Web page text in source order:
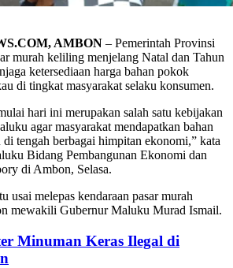
AMBON – Pemerintah Provinsi
murah keliling menjelang Natal dan Tahun
ketersediaan harga bahan pokok
di tingkat masyarakat selaku konsumen.
hari ini merupakan salah satu kebijakan
agar masyarakat mendapatkan bahan
tengah berbagai himpitan ekonomi,” kata
Bidang Pembangunan Ekonomi dan
di Ambon, Selasa.
usai melepas kendaraan pasar murah
mewakili Gubernur Maluku Murad Ismail.
Minuman Keras Ilegal di